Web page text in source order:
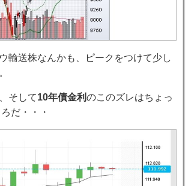
輸送株なんかも、ピークをつけて少し
そして10年債金利のこのズレはちょっ
だ・・・